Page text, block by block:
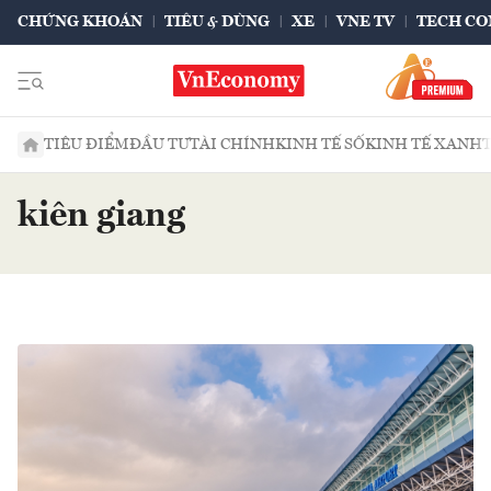
CHỨNG KHOÁN TIÊU & DÙNG XE VNE TV TECH
TIÊU ĐIỂMĐẦU TƯTÀI CHÍNHKINH TẾ SỐKINH TẾ XANH
kiên giang